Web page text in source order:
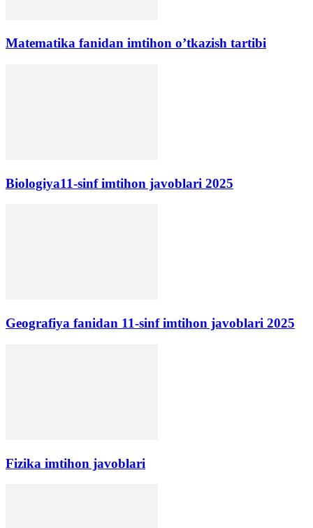
Matematika fanidan imtihon o’tkazish tartibi
Biologiya11-sinf imtihon javoblari 2025
Geografiya fanidan 11-sinf imtihon javoblari 2025
Fizika imtihon javoblari